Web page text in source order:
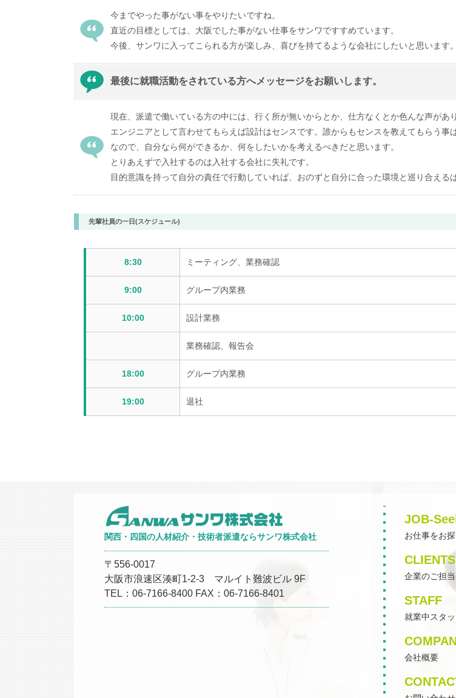
今までやった事がない事をやりたいですね。
直近の目標としては、大阪でした事がない仕事をサンワですすめています。
今後、サンワに入ってこられる方が楽しみ、喜びを持てるような会社にしたいと思います。
最後に就職活動をされている方へメッセージをお願いします。
現在、派遣で働いている方の中には、行く所が無いからとか、仕方なくとか色んな声があ
エンジニアとして言わせてもらえば設計はセンスです。誰からもセンスを教えてもらう事
なので、自分なら何ができるか、何をしたいかを考えるべきだと思います。
とりあえずで入社するのは入社する会社に失礼です。
目的意識を持って自分の責任で行動していれば、おのずと自分に合った環境と巡り合える
先輩社員の一日(スケジュール)
8:30 ミーティング、業務確認
9:00 グループ内業務
10:00 設計業務
業務確認、報告会
18:00 グループ内業務
19:00 退社
関西・四国の人材紹介・技術者派遣ならサンワ株式会社
〒556-0017
大阪市浪速区湊町1-2-3 マルイト難波ビル 9F
TEL：06-7166-8400 FAX：06-7166-8401
JOB-
お仕事をお
CLIENTS
企業のご担
STAFF
就業中スタ
会社概要